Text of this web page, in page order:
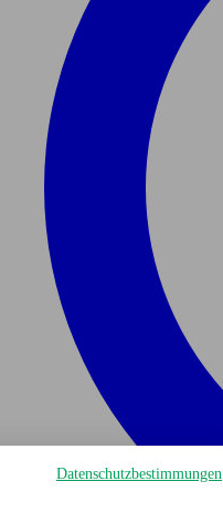
Datenschutzbestimmungen